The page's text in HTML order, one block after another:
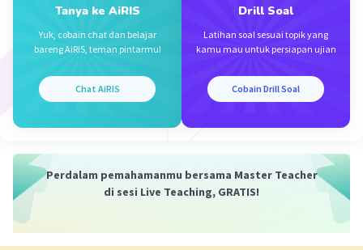
Beri Rating·5.0(1) Balas
Iklan
Tanya ke AiRIS
Yuk, cobain chat dan belajar
bareng AiRIS, teman pintarmu!
Chat AiRIS
Drill Soal
Latihan soal sesuai topik yang
kamu mau untuk persiapan ujian
Cobain Drill Soal
Perdalam pemahamanmu bersama Master Teacher
di sesi Live Teaching, GRATIS!